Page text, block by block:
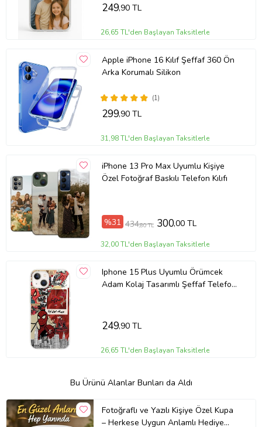
249,90 TL
26,65 TL'den Başlayan Taksitlerle
Apple iPhone 16 Kılıf Şeffaf 360 Ön
Arka Korumalı Silikon
(1)
299,90 TL
31,98 TL'den Başlayan Taksitlerle
iPhone 13 Pro Max Uyumlu Kişiye
Özel Fotoğraf Baskılı Telefon Kılıfı
%31 434,80 TL 300,00 TL
32,00 TL'den Başlayan Taksitlerle
Iphone 15 Plus Uyumlu Örümcek
Adam Kolaj Tasarımlı Şeffaf Telefon
249,90 TL
26,65 TL'den Başlayan Taksitlerle
Bu Ürünü Alanlar Bunları da Aldı
Fotoğraflı ve Yazılı Kişiye Özel Kupa
– Herkese Uygun Anlamlı Hediye